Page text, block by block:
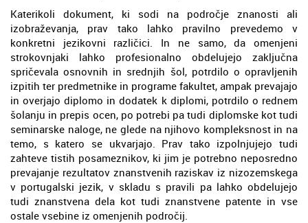
Katerikoli dokument, ki sodi na področje znanosti ali
izobraževanja, prav tako lahko pravilno prevedemo v
konkretni jezikovni različici. In ne samo, da omenjeni
strokovnjaki lahko profesionalno obdelujejo zaključna
spričevala osnovnih in srednjih šol, potrdilo o opravljenih
izpitih ter predmetnike in programe fakultet, ampak prevajajo
in overjajo diplomo in dodatek k diplomi, potrdilo o rednem
šolanju in prepis ocen, po potrebi pa tudi diplomske kot tudi
seminarske naloge, ne glede na njihovo kompleksnost in na
temo, s katero se ukvarjajo. Prav tako izpolnjujejo tudi
zahteve tistih posameznikov, ki jim je potrebno neposredno
prevajanje rezultatov znanstvenih raziskav iz nizozemskega
v portugalski jezik, v skladu s pravili pa lahko obdelujejo
tudi znanstvena dela kot tudi znanstvene patente in vse
ostale vsebine iz omenjenih področij.